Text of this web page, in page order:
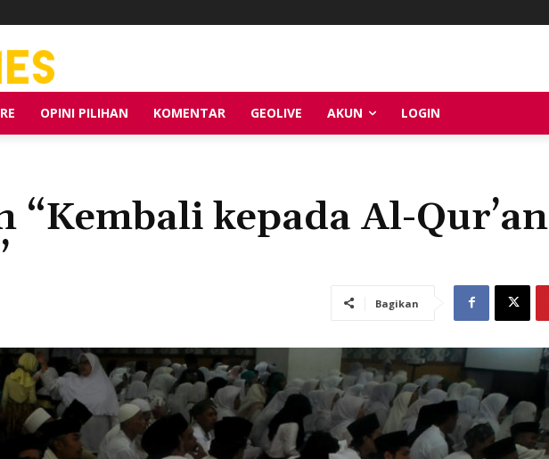
OPINI PILIHAN KOMENTAR GEOLIVE AKUN LOGIN
“Kembali kepada Al-Qur’an
Bagikan